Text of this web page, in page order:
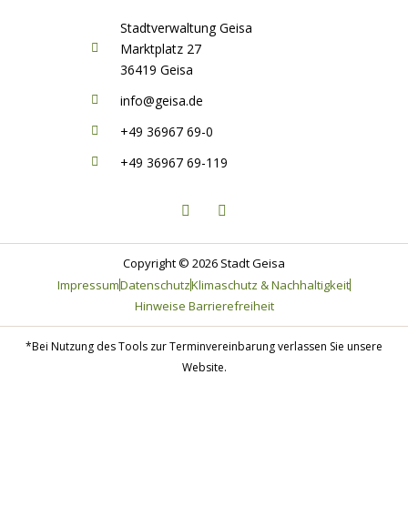
Stadtverwaltung Geisa
Marktplatz 27
36419 Geisa
info@geisa.de
+49 36967 69-0
+49 36967 69-119
a
c
b
o
o
k
-
n
s
a
g
a
m
Copyright © 2026 Stadt Geisa
ImpressumDatenschutzKlimaschutz & Nachhaltigkeit
Hinweise Barrierefreiheit
*Bei Nutzung des Tools zur Terminvereinbarung verlassen Sie unsere
Website.